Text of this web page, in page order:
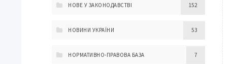
НОВЕ У ЗАКОНОДАВСТВІ 152
НОВИНИ УКРАЇНИ 53
НОРМАТИВНО-ПРАВОВА БАЗА 7